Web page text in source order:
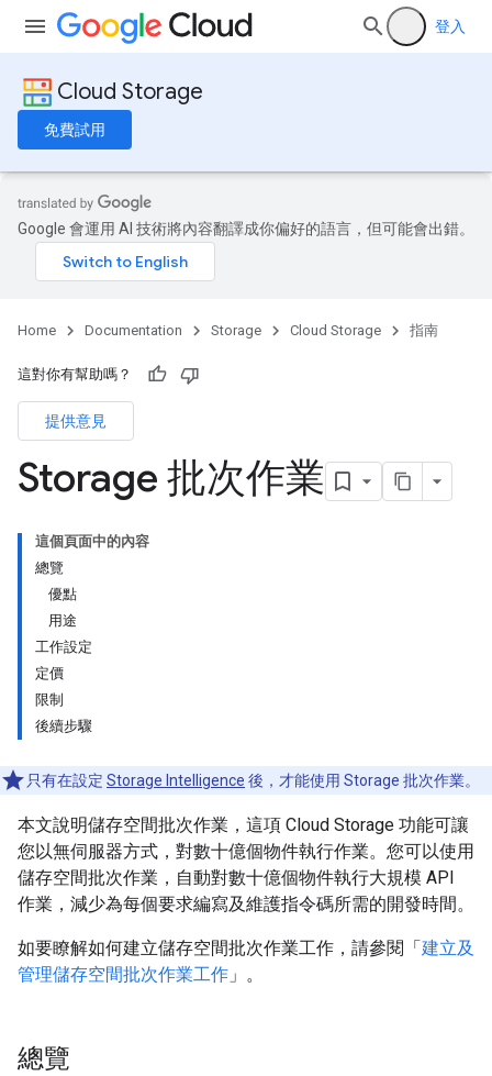
登入
Cloud Storage
免費試用
Google 會運用 AI 技術將內容翻譯成你偏好的語言，但可能會出錯。
Home Documentation Storage Cloud Storage 指南
這對你有幫助嗎？
提供意見
Storage 批次作業
這個頁面中的內容
總覽
優點
用途
工作設定
定價
限制
後續步驟
只有在設定 Storage Intelligence 後，才能使用 Storage 批次作業。
本文說明儲存空間批次作業，這項 Cloud Storage 功能可讓
您以無伺服器方式，對數十億個物件執行作業。您可以使用
儲存空間批次作業，自動對數十億個物件執行大規模 API
作業，減少為每個要求編寫及維護指令碼所需的開發時間。
如要瞭解如何建立儲存空間批次作業工作，請參閱「建立及
管理儲存空間批次作業工作 」。
總覽